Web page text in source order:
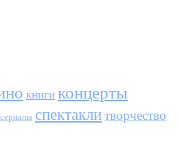
книги концерты
сериалы спектаклитворчество